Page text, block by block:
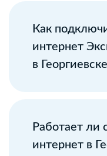
Как
интернет
в
Работает ли
интернет в